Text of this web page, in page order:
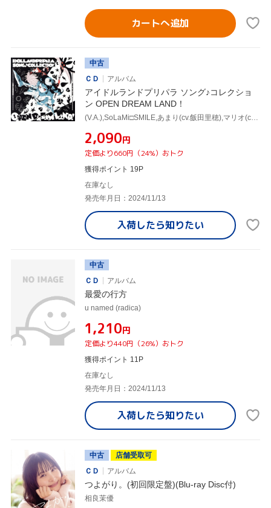
カートへ追加
中古
ＣＤ
アルバム
アイドルランドプリパラ ソング♪コレクショ
ン OPEN DREAM LAND！
(V.A.),SoLaMi□SMILE,あまり(cv.飯田里穂),マリオ(cv.橘龍丸),DressingPafe,EVER GOLD,あまり、ポォロロ(cv.飯田里穂、林鼓子),アマリオン
¥2,090円
定価より660円（24%）おトク
獲得ポイント 19P
在庫なし
発売年月日：2024/11/13
入荷したら知りたい
中古
ＣＤ
アルバム
最愛の行方
u named (radica)
¥1,210円
定価より440円（26%）おトク
獲得ポイント 11P
在庫なし
発売年月日：2024/11/13
入荷したら知りたい
中古
店舗受取可
ＣＤ
アルバム
つよがり。(初回限定盤)(Blu-ray Disc付)
相良茉優